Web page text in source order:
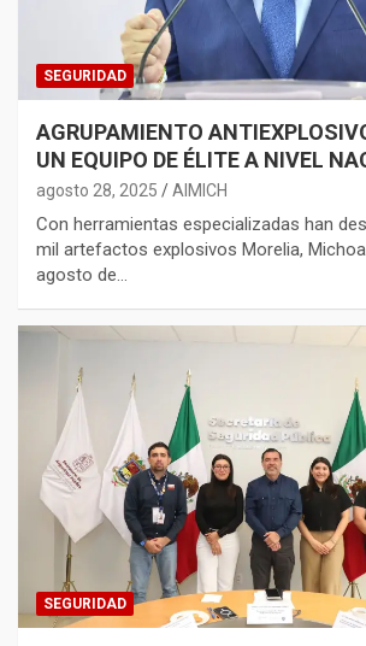
SEGURIDAD
AGRUPAMIENTO
UN EQUIPO DE ÉLITE A NIVEL
agosto 28, 2025 AIMICH
Con herramientas especializadas han
mil artefactos explosivos Morelia,
agosto de…
SEGURIDAD